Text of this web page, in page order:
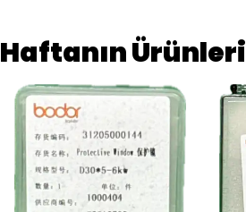
Haftanın Ürünleri